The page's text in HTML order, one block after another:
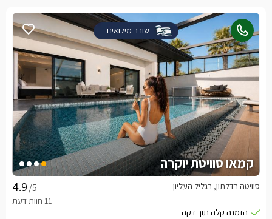
שובר מילואים
קמאו סוויטת יוקרה
/5 סוויטה בדלתון, בגליל העליון